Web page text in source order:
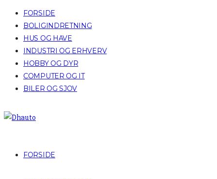
FORSIDE
BOLIGINDRETNING
HUS OG HAVE
INDUSTRI OG ERHVERV
HOBBY OG DYR
COMPUTER OG IT
BILER OG SJOV
FORSIDE